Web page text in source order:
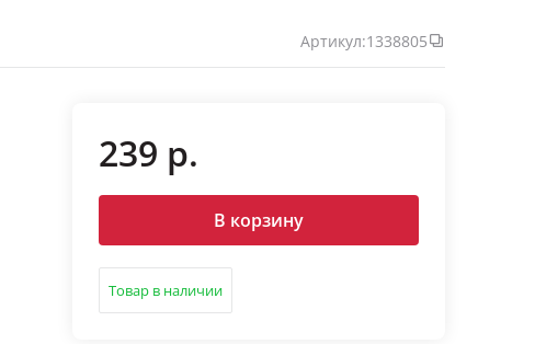
Артикул:1338805
239 р.
В корзину
Товар в наличии